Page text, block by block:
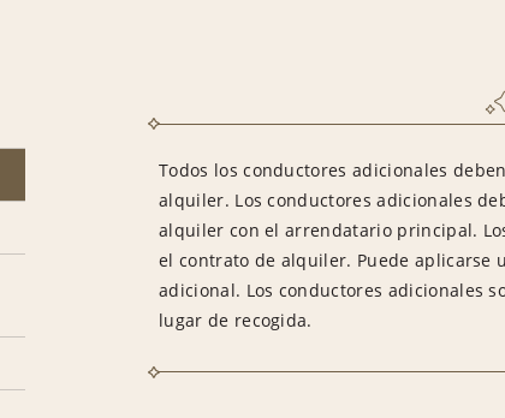
Todos los conductores adicionales
alquiler. Los conductores adicionales
alquiler con el arrendatario principal.
el contrato de alquiler. Puede
adicional. Los conductores adicionales
lugar de recogida.